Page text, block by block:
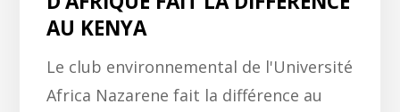
AU KENYA
Le club environnemental de l'Université
Africa Nazarene fait la différence au